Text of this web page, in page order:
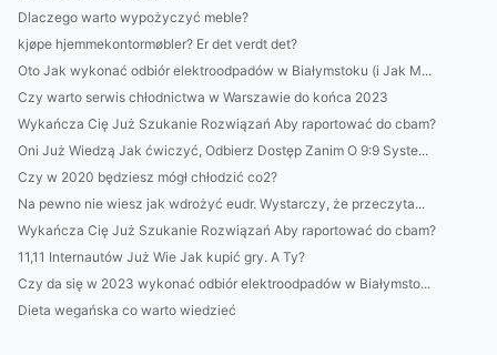
Dlaczego warto wypożyczyć meble?
kjøpe hjemmekontormøbler? Er det verdt det?
Oto Jak wykonać odbiór elektroodpadów w Białymstoku (i Jak M...
Czy warto serwis chłodnictwa w Warszawie do końca 2023
Wykańcza Cię Już Szukanie Rozwiązań Aby raportować do cbam?
Oni Już Wiedzą Jak ćwiczyć, Odbierz Dostęp Zanim O 9:9 Syste...
Czy w 2020 będziesz mógł chłodzić co2?
Na pewno nie wiesz jak wdrożyć eudr. Wystarczy, że przeczyta...
Wykańcza Cię Już Szukanie Rozwiązań Aby raportować do cbam?
11,11 Internautów Już Wie Jak kupić gry. A Ty?
Czy da się w 2023 wykonać odbiór elektroodpadów w Białymsto...
Dieta wegańska co warto wiedzieć